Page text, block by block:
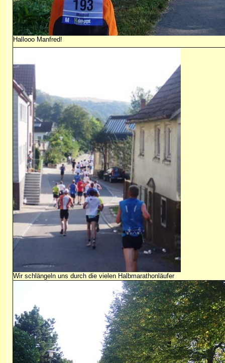
Hallooo Manfred!
Wir schlängeln uns durch die vielen Halbmarathonläufer